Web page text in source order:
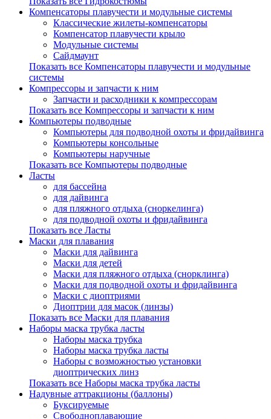
Компенсаторы плавучести и модульные системы
Классические жилеты-компенсаторы
Компенсатор плавучести крыло
Модульные системы
Сайдмаунт
Показать все Компенсаторы плавучести и модульные
системы
Компрессоры и запчасти к ним
Запчасти и расходники к компрессорам
Показать все Компрессоры и запчасти к ним
Компьютеры подводные
Компьютеры для подводной охоты и фридайвинга
Компьютеры консольные
Компьютеры наручные
Показать все Компьютеры подводные
Ласты
для бассейна
для дайвинга
для пляжного отдыха (сноркелинга)
для подводной охоты и фридайвинга
Показать все Ласты
Маски для плавания
Маски для дайвинга
Маски для детей
Маски для пляжного отдыха (снорклинга)
Маски для подводной охоты и фридайвинга
Маски с диоптриями
Диоптрии для масок (линзы)
Показать все Маски для плавания
Наборы маска трубка ласты
Наборы маска трубка
Наборы маска трубка ласты
Наборы с возможностью установки
диоптрических линз
Показать все Наборы маска трубка ласты
Надувные аттракционы (баллоны)
Буксируемые
Свободноплавающие